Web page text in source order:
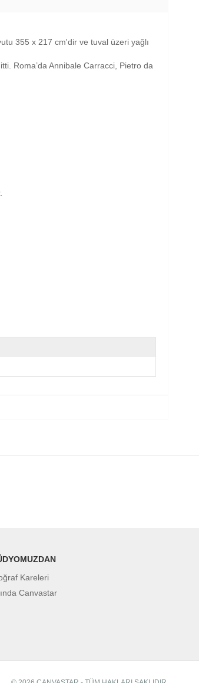
355 x 217 cm'dir ve tuval üzeri yağlı
Roma’da Annibale Carracci, Pietro da
Kareleri
Canvastar